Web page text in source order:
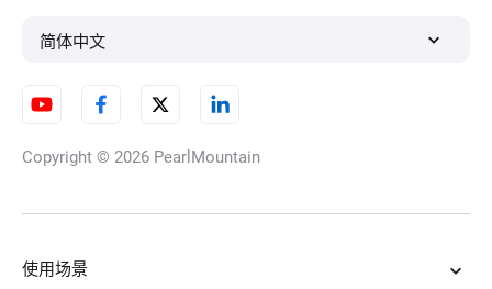
简体中文
Copyright © 2026 PearlMountain
使用场景